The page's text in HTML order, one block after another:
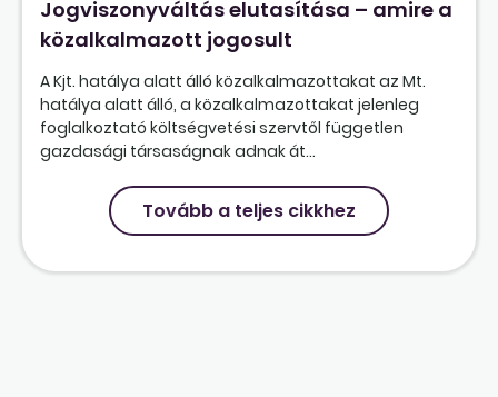
Jogviszonyváltás elutasítása – amire a
közalkalmazott jogosult
A Kjt. hatálya alatt álló közalkalmazottakat az Mt.
hatálya alatt álló, a közalkalmazottakat jelenleg
foglalkoztató költségvetési szervtől független
gazdasági társaságnak adnak át...
Tovább a teljes cikkhez